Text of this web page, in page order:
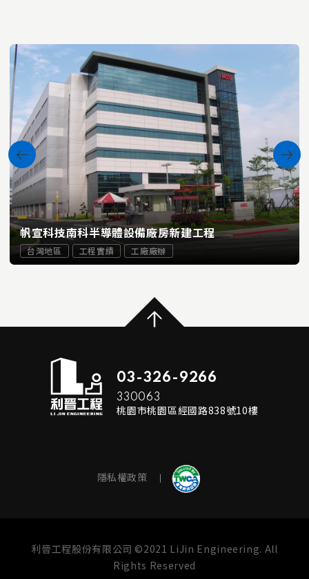
帆宣科技南科半導體設備廠房新建工程
台灣地區 工程實績 工廠廠辦
03-326-9266
330063
桃園市桃園區經國路838號10樓
隱私權政策
利晉工程股份有限公司 ©2021 LiJin Engineering. All
Rights Reserved